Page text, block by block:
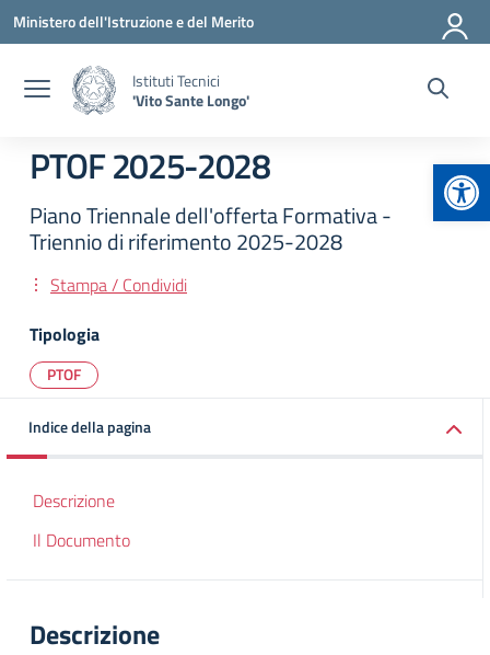
Vai ai contenuti
Vai al menu di navigazione
Vai al footer
Ministero dell'Istruzione e del Merito
Istituti Tecnici
'Vito Sante Longo'
PTOF 2025-2028
Piano Triennale dell'offerta Formativa -
Triennio di riferimento 2025-2028
Stampa / Condividi
Tipologia
PTOF
Indice della pagina
Descrizione
Il Documento
Descrizione